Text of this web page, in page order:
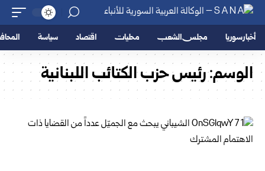
أخبار سوريا مجلس الشعب محليات اقتصاد سياسة
الوسم:رئيس حزب الكتائب اللبنانية